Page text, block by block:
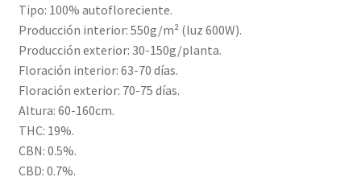
Tipo: 100% autofloreciente.
Producción interior: 550g/m² (luz 600W).
Producción exterior: 30-150g/planta.
Floración interior: 63-70 días.
Floración exterior: 70-75 días.
Altura: 60-160cm.
THC: 19%.
CBN: 0.5%.
CBD: 0.7%.